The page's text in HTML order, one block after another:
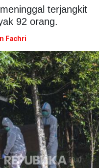
terjangkit
92 orang.
Fachri